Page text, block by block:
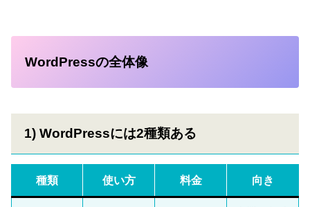
WordPressの全体像
1) WordPressには2種類ある
種類 使い方 料金 向き